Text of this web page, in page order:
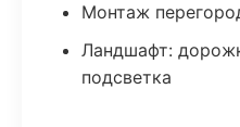
Монтаж
Ландшафт:
подсветка